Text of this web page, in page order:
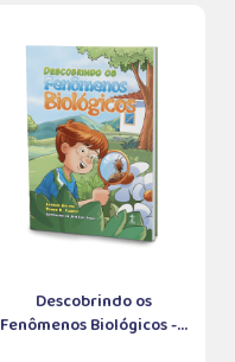
Descobrindo os
Fenômenos Biológicos -...